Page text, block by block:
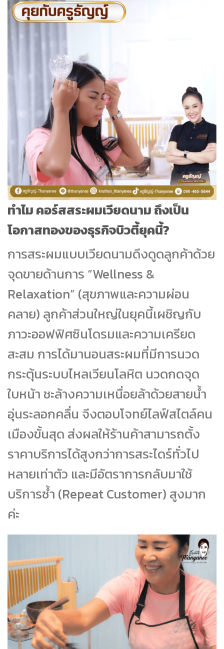
ทำไม คอร์สสระผมเวียดนาม ถึงเป็น
โอกาสทองของธุรกิจบิวตี้ยุคนี้?
การสระผมแบบเวียดนามดึงดูดลูกค้าด้วย
จุดขายด้านการ “Wellness &
Relaxation” (สุขภาพและความผ่อน
คลาย) ลูกค้าส่วนใหญ่ในยุคนี้เผชิญกับ
ภาวะออฟฟิศซินโดรมและความเครียด
สะสม การได้มานอนสระผมที่มีการนวด
กระตุ้นระบบไหลเวียนโลหิต นวดกดจุด
ใบหน้า ชะล้างความเหนื่อยล้าด้วยสายน้ำ
อุ่นระลอกคลื่น จึงตอบโจทย์ไลฟ์สไตล์คน
เมืองขั้นสุด ส่งผลให้ร้านค้าสามารถตั้ง
ราคาบริการได้สูงกว่าการสระไดร์ทั่วไป
หลายเท่าตัว และมีอัตราการกลับมาใช้
บริการซ้ำ (Repeat Customer) สูงมาก
ค่ะ